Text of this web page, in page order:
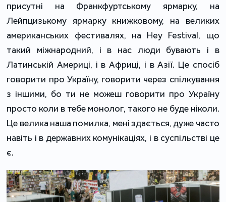
присутні на Франкфуртському ярмарку, на
Лейпцизькому ярмарку книжковому, на великих
американських фестивалях, на Hey Festival, що
такий міжнародний, і в нас люди бувають і в
Латинській Америці, і в Африці, і в Азії. Це спосіб
говорити про Україну, говорити через спілкування
з іншими, бо ти не можеш говорити про Україну
просто коли в тебе монолог, такого не буде ніколи.
Це велика наша помилка, мені здається, дуже часто
навіть і в державних комунікаціях, і в суспільстві це
є.